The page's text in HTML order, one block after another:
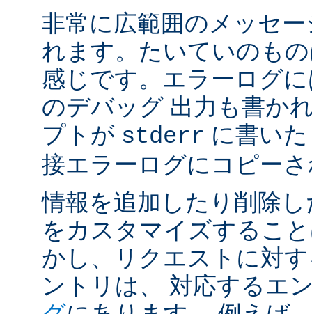
非常に広範囲のメッセ
れます。たいていのも
感じです。エラーログ
のデバッグ 出力も書か
プトが stderr に書い
接エラーログにコピー
情報を追加したり削除
をカスタマイズするこ
かし、リクエストに対
ントリは、 対応するエ